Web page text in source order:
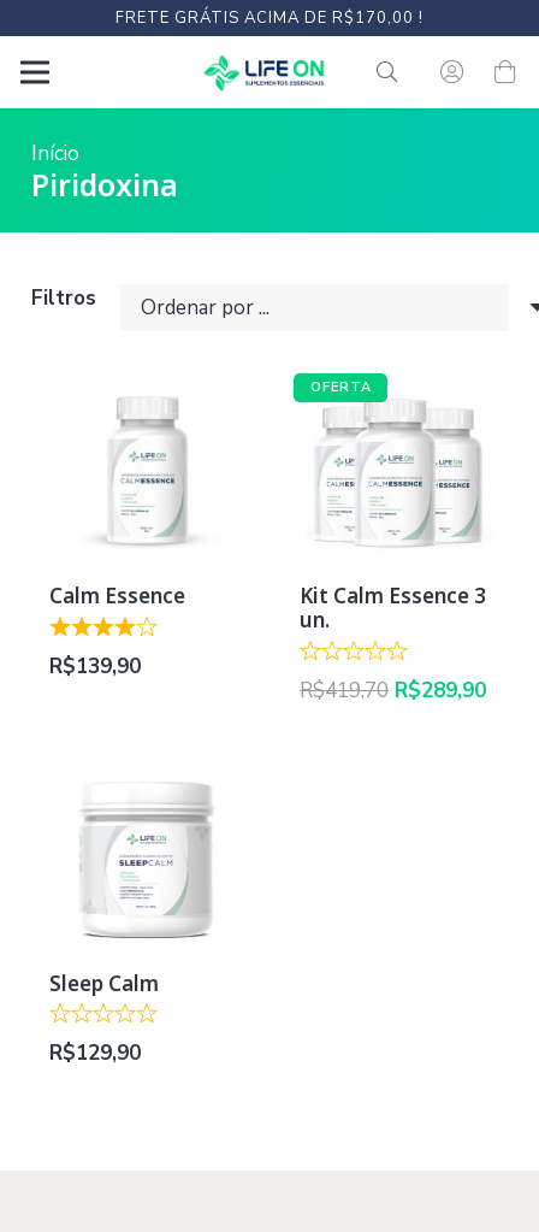
FRETE GRÁTIS ACIMA DE R$170,00 !
Início
Piridoxina
Filtros
Calm Essence
R$139,90
OFERTA
Kit Calm Essence 3
un.
R$419,70 O
R$289,90O
Sleep Calm
R$129,90